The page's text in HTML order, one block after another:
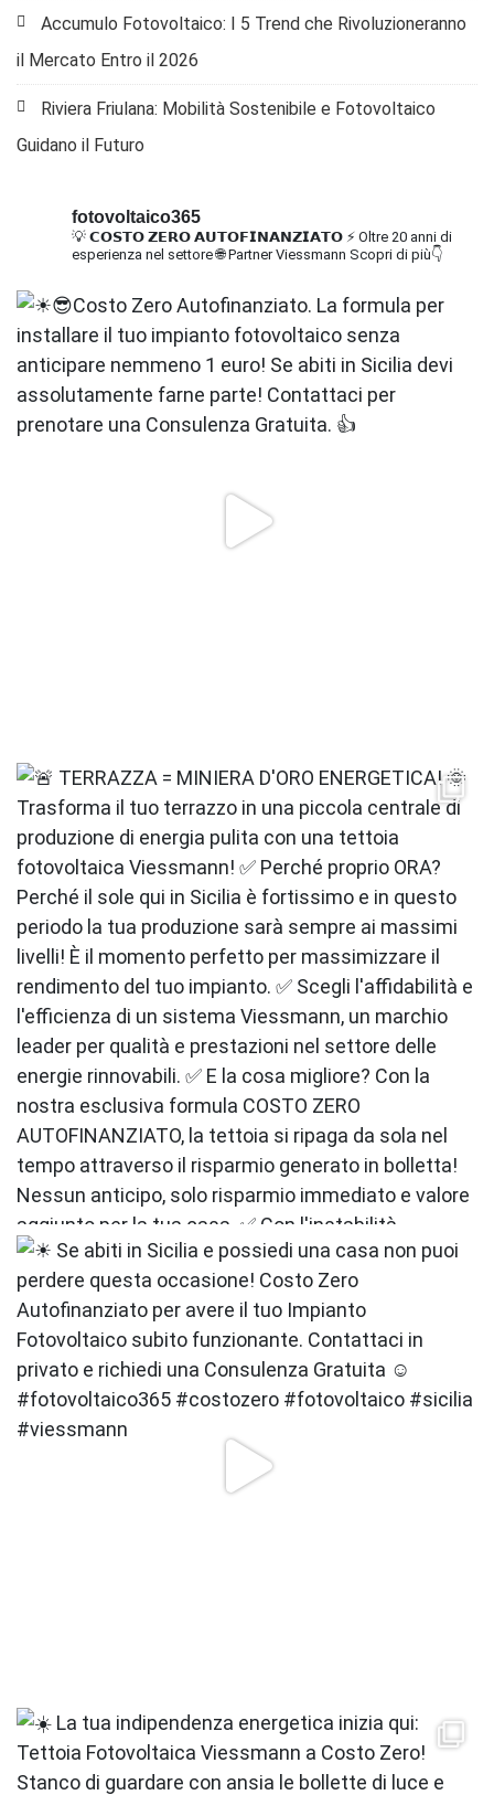
Accumulo Fotovoltaico: I 5 Trend che Rivoluzioneranno
il Mercato Entro il 2026
Riviera Friulana: Mobilità Sostenibile e Fotovoltaico
Guidano il Futuro
fotovoltaico365
💡 𝗖𝗢𝗦𝗧𝗢 𝗭𝗘𝗥𝗢 𝗔𝗨𝗧𝗢𝗙𝗜𝗡𝗔𝗡𝗭𝗜𝗔𝗧𝗢 ⚡ Oltre 20 anni di
esperienza nel settore🌐 Partner Viessmann Scopri di più👇